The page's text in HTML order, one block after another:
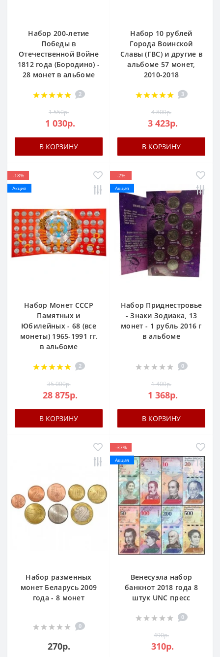
Набор 200-летие
Победы в
Отечественной Войне
1812 года (Бородино) -
28 монет в альбоме
2
1 550р.
1 030р.
В КОРЗИНУ
Набор 10 рублей
Города Воинской
Славы (ГВС) и другие в
альбоме 57 монет,
2010-2018
3
4 800р.
3 423р.
В КОРЗИНУ
-18%
Акция
Набор Монет СССР
Памятных и
Юбилейных - 68 (все
монеты) 1965-1991 гг.
в альбоме
2
35 000р.
28 875р.
В КОРЗИНУ
-2%
Акция
Набор Приднестровье
- Знаки Зодиака, 13
монет - 1 рубль 2016 г
в альбоме
0
1 400р.
1 368р.
В КОРЗИНУ
Набор разменных
монет Беларусь 2009
года - 8 монет
0
270р.
-37%
Акция
Венесуэла набор
банкнот 2018 года 8
штук UNC пресс
0
490р.
310р.